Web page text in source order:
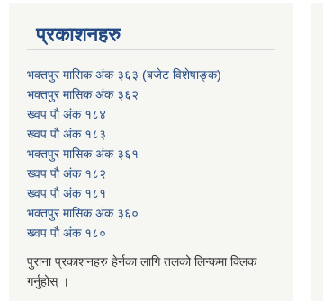
प्रकाशनहरु
भक्तपुर मासिक अंक ३६३ (बजेट विशेषाङ्क)
भक्तपुर मासिक अंक ३६२
ख्वप पौ अंक १८४
ख्वप पौ अंक १८३
भक्तपुर मासिक अंक ३६१
ख्वप पौ अंक १८२
ख्वप पौ अंक १८१
भक्तपुर मासिक अंक ३६०
ख्वप पौ अंक १८०
पुराना प्रकाशनहरु हेर्नका लागि तलको लिन्कमा क्लिक
गर्नुहोस् ।